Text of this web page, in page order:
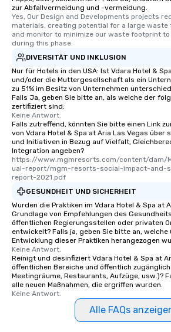
zur Abfallvermeidung und -vermeidung.
Yes, Our Design and Developments projects
materials, creating potential for a large waste
and monitor to minimize our waste footprint to
during this phase.
DIVERSITÄT UND INKLUSION
Nur für Hotels in den USA: Ist Vdara Hotel &
und/oder die Muttergesellschaft als ein
zu 51% im Besitz von Unternehmen
Falls Ja, geben Sie bitte an, als welche der
zertifiziert sind:
Keine Antwort.
Falls zutreffend, könnten Sie bitte einen Link
von Vdara Hotel & Spa at Aria Las Vegas über
und Initiativen in Bezug auf Vielfalt,
Integration angeben?
https://www.mgmresorts.com/content/dam/
ual-report/mgm-resorts-social-impact-and-
report-2021.pdf
GESUNDHEIT UND SICHERHEIT
Wurden die Praktiken im Vdara Hotel & Spa at
Grundlage von Empfehlungen des
öffentlichen Regierungsstellen oder privaten
entwickelt? Falls ja, geben Sie bitte an, welche
Entwicklung dieser Praktiken herangezogen
Keine Antwort.
Reinigt und desinfiziert Vdara Hotel & Spa at
öffentlichen Bereiche und öffentlich
Meetingräume, Restaurants, Aufzüge, usw.)?
alle neuen Maßnahmen, die ergriffen wurden.
Keine Antwort.
Alle FAQs